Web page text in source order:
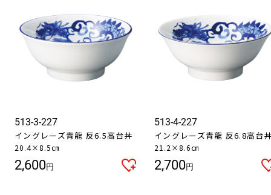
513-3-227
イングレーズ青龍 反6.5高台丼
20.4×8.5㎝
2,600円
513-4-227
イングレーズ青龍 反6.8高台
21.2×8.6㎝
2,700円